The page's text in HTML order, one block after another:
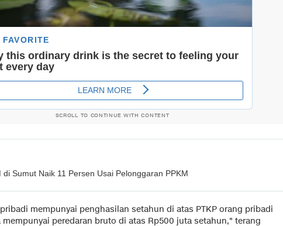
SCROLL TO CONTINUE WITH CONTENT
di Sumut Naik 11 Persen Usai Pelonggaran PPKM
mempunyai penghasilan setahun di atas PTKP orang pribadi
peredaran bruto di atas Rp500 juta setahun," terang